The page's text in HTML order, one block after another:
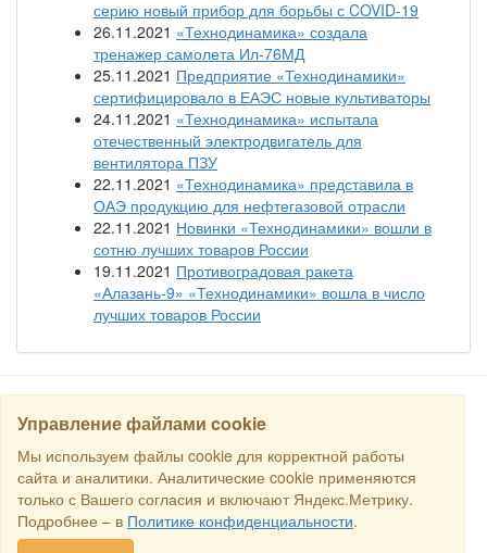
серию новый прибор для борьбы с COVID-19
26.11.2021 «Технодинамика» создала
тренажер самолета Ил-76МД
25.11.2021 Предприятие «Технодинамики»
сертифицировало в ЕАЭС новые культиваторы
24.11.2021 «Технодинамика» испытала
отечественный электродвигатель для
вентилятора ПЗУ
22.11.2021 «Технодинамика» представила в
ОАЭ продукцию для нефтегазовой отрасли
22.11.2021 Новинки «Технодинамики» вошли в
сотню лучших товаров России
19.11.2021 Противоградовая ракета
«Алазань-9» «Технодинамики» вошла в число
лучших товаров России
Управление файлами cookie
Мы используем файлы cookie для корректной работы
сайта и аналитики. Аналитические cookie применяются
только с Вашего согласия и включают Яндекс.Метрику.
Подробнее – в Политике конфиденциальности.
Все права защищены © 2016 Торговый Дом РСДС. E-mail:
sales@rstradehouse.com, Адрес: Россия, г. Москва, Малая
Пироговская, 16, помещ. 3ц. Способы оплаты